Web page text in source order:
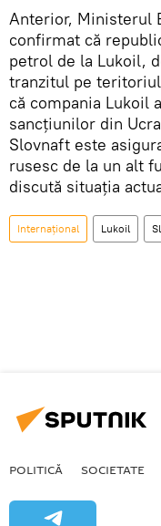
Anterior, Ministerul
confirmat că
petrol de la Lukoil,
tranzitul pe
că compania Lukoil
sancțiunilor din
Slovnaft este
rusesc de la un alt
discută situația
Internațional Lukoil
POLITICĂ SOCIETATE